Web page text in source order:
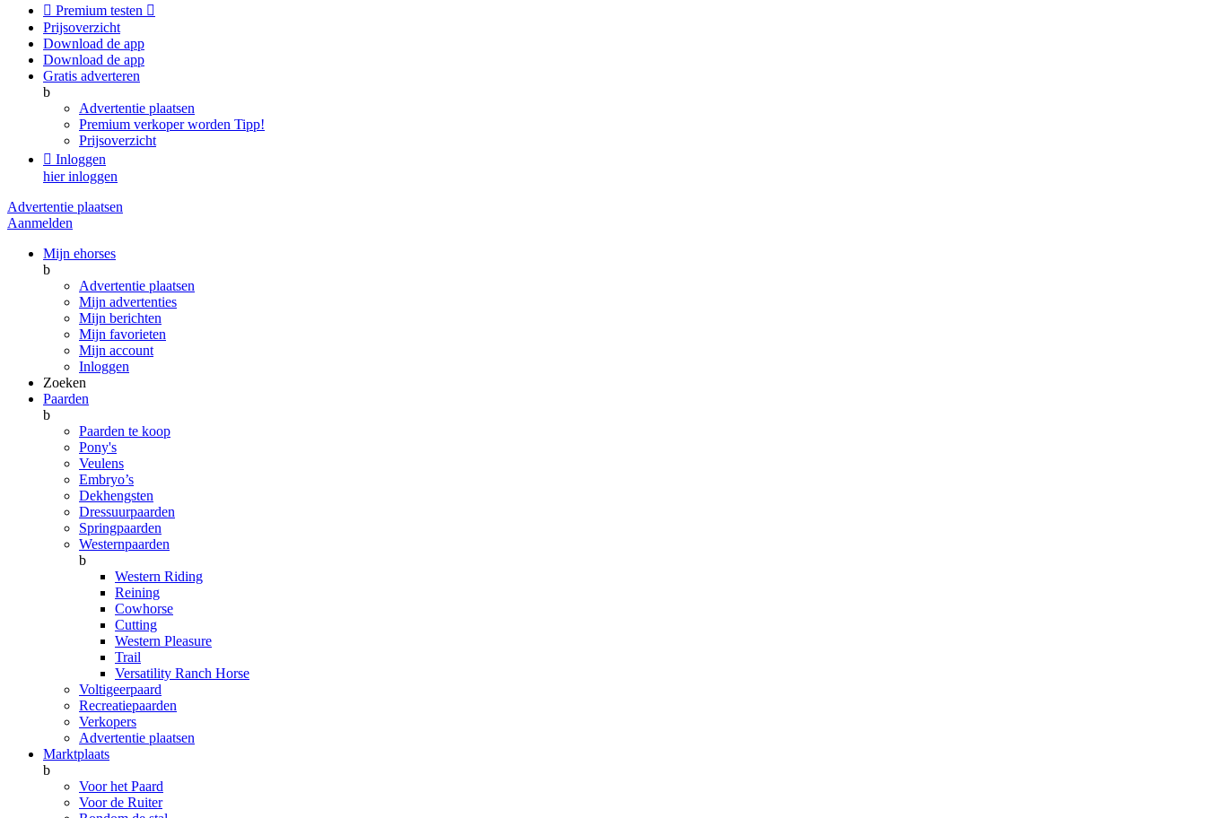
 Premium testen 
Prijsoverzicht
Download de app
Download de app
Gratis adverteren
b
Advertentie plaatsen
Premium verkoper worden Tipp!
Prijsoverzicht
 Inloggen
hier inloggen
Advertentie plaatsen
Aanmelden
Mijn ehorses
b
Advertentie plaatsen
Mijn advertenties
Mijn berichten
Mijn favorieten
Mijn account
Inloggen
Zoeken
Paarden
b
Paarden te koop
Pony's
Veulens
Embryo’s
Dekhengsten
Dressuurpaarden
Springpaarden
Westernpaarden
b
Western Riding
Reining
Cowhorse
Cutting
Western Pleasure
Trail
Versatility Ranch Horse
Voltigeerpaard
Recreatiepaarden
Verkopers
Advertentie plaatsen
Marktplaats
b
Voor het Paard
Voor de Ruiter